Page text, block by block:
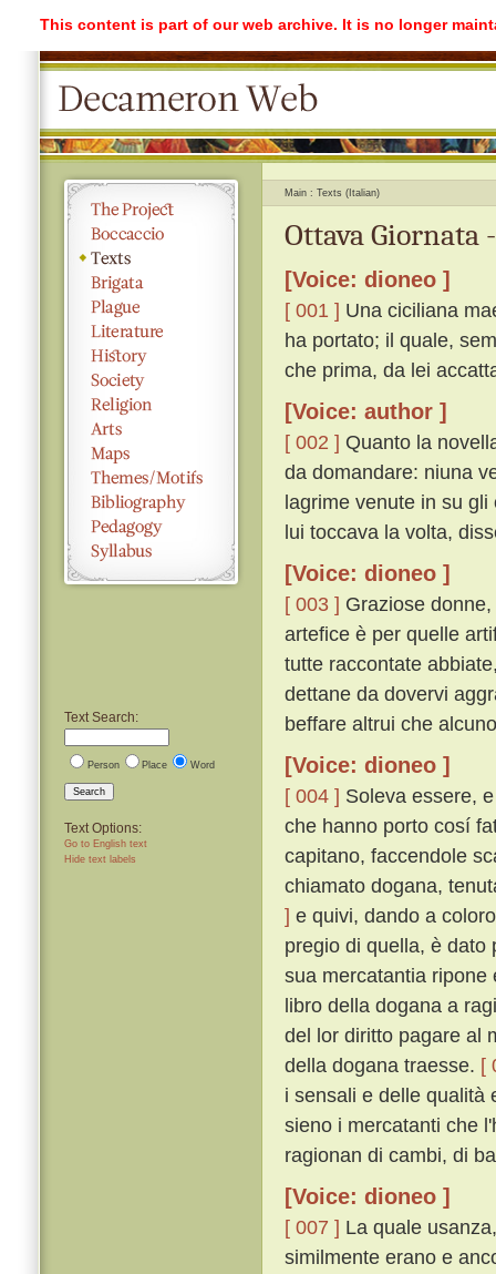
This content is part of our web archive. It is no longer
Text Search:
Person Place Word
Search
Text Options:
Go to English text
Hide text labels
Main Texts (Italian)
Ottava Giornata
[Voice: dioneo ]
[ 001 ] Una ciciliana
ha portato; il quale,
che prima, da lei
[Voice: author ]
[ 002 ] Quanto la
da domandare: niuna
lagrime venute in su
lui toccava la volta,
[Voice: dioneo ]
[ 003 ] Graziose
artefice è per quelle
tutte raccontate
dettane da dovervi
beffare altrui che
[Voice: dioneo ]
[ 004 ] Soleva essere,
che hanno porto cosí
capitano, faccendole
chiamato dogana,
] e quivi, dando a
pregio di quella, è dato
sua mercatantia ripone
libro della dogana a
del lor diritto pagare al
della dogana traesse. [
i sensali e delle qualità
sieno i mercatanti che
ragionan di cambi, di
[Voice: dioneo ]
[ 007 ] La quale
similmente erano e